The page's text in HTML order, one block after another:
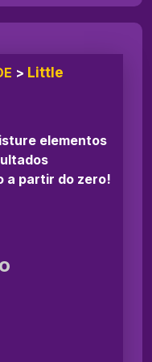
> Little
elementos
a partir do zero!